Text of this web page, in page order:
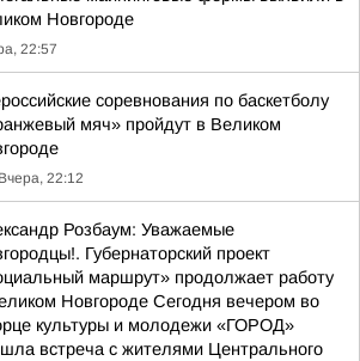
Новгороде
22:57
соревнования по баскетболу
мяч» пройдут в Великом
Вчера, 22:12
Розбаум: Уважаемые
Губернаторский проект
маршрут» продолжает работу
Новгороде Сегодня вечером во
культуры и молодежи «ГОРОД»
встреча с жителями Центрального